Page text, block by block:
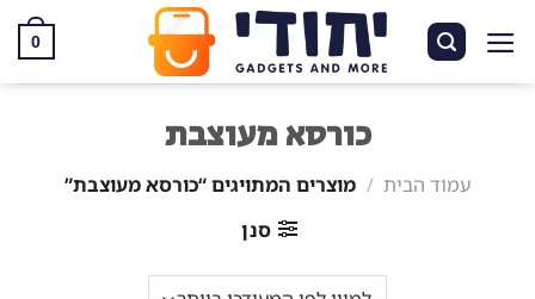
0
כורסא מעוצבת
עמוד הבית / מוצרים המתויגים “כורסא מעוצבת”
סנן